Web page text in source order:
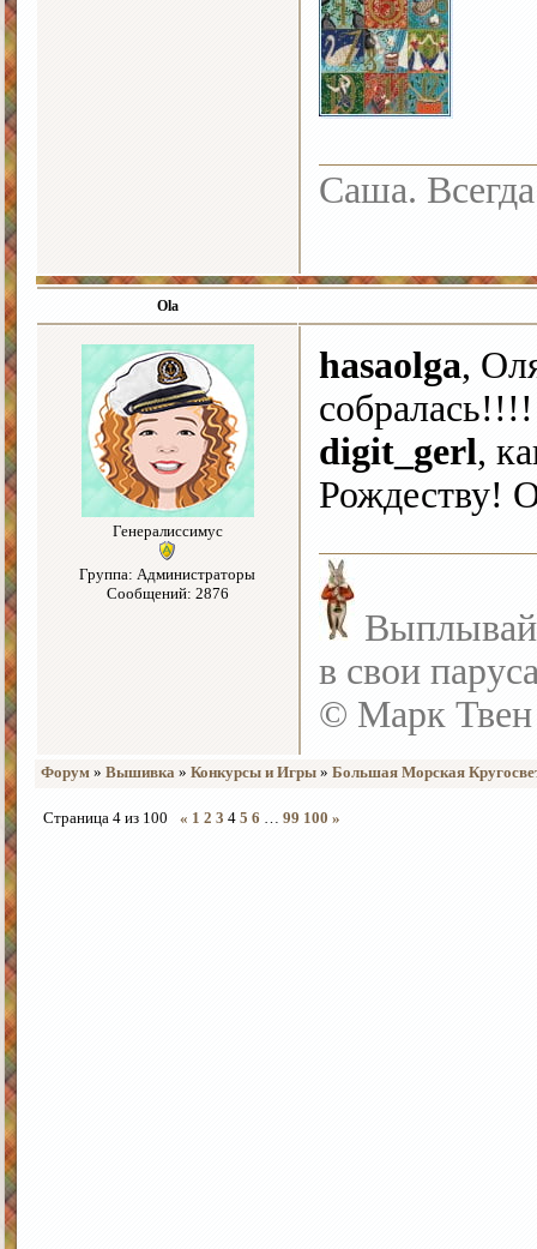
Саша.
Ola
Генералиссимус
Группа: Администраторы
Сообщений: 2876
hasaolga,
digit_gerl,
в свои
© Марк Твен
Форум » Вышивка » Конкурсы и Игры » Большая Морская
Страница 4 из 100 « 1 2 3 4 5 6 … 99 100 »